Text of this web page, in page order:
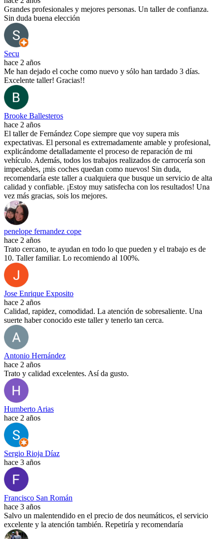
Grandes profesionales y mejores personas. Un taller de confianza.
Sin duda buena elección
Secu
hace 2 años
Me han dejado el coche como nuevo y sólo han tardado 3 días.
Excelente taller! Gracias!!
Brooke Ballesteros
hace 2 años
El taller de Fernández Cope siempre que voy supera mis
expectativas. El personal es extremadamente amable y profesional,
explicándome detalladamente el proceso de reparación de mi
vehículo. Además, todos los trabajos realizados de carrocería son
impecables, ¡mis coches quedan como nuevos! Sin duda,
recomendaría este taller a cualquiera que busque un servicio de alta
calidad y confiable. ¡Estoy muy satisfecha con los resultados! Una
vez más gracias, sois los mejores.
penelope fernandez cope
hace 2 años
Trato cercano, te ayudan en todo lo que pueden y el trabajo es de
10. Taller familiar. Lo recomiendo al 100%.
Jose Enrique Exposito
hace 2 años
Calidad, rapidez, comodidad. La atención de sobresaliente. Una
suerte haber conocido este taller y tenerlo tan cerca.
Antonio Hernández
hace 2 años
Trato y calidad excelentes. Así da gusto.
Humberto Arias
hace 2 años
Sergio Rioja Díaz
hace 3 años
Francisco San Román
hace 3 años
Salvo un malentendido en el precio de dos neumáticos, el servicio
excelente y la atención también. Repetiría y recomendaría